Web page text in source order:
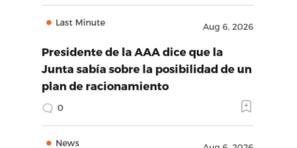
Last Minute Aug 6, 2026
Presidente de la AAA dice que la
Junta sabía sobre la posibilidad de un
plan de racionamiento
0
News